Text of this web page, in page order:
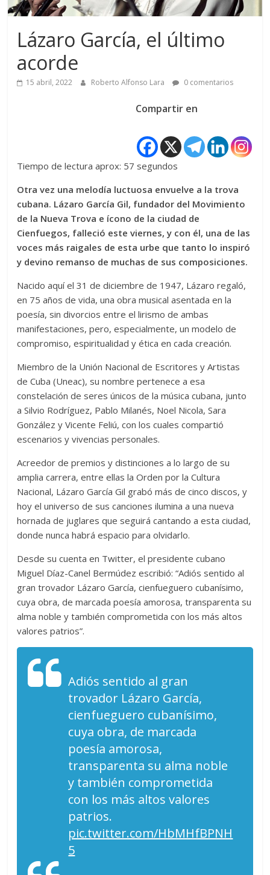
Lázaro García, el último
acorde
15 abril, 2022 Roberto Alfonso Lara 0 comentarios
Compartir en
Tiempo de lectura aprox: 57 segundos
Otra vez una melodía luctuosa envuelve a la trova
cubana. Lázaro García Gil, fundador del Movimiento
de la Nueva Trova e ícono de la ciudad de
Cienfuegos, falleció este viernes, y con él, una de las
voces más raigales de esta urbe que tanto lo inspiró
y devino remanso de muchas de sus composiciones.
Nacido aquí el 31 de diciembre de 1947, Lázaro regaló,
en 75 años de vida, una obra musical asentada en la
poesía, sin divorcios entre el lirismo de ambas
manifestaciones, pero, especialmente, un modelo de
compromiso, espiritualidad y ética en cada creación.
Miembro de la Unión Nacional de Escritores y Artistas
de Cuba (Uneac), su nombre pertenece a esa
constelación de seres únicos de la música cubana, junto
a Silvio Rodríguez, Pablo Milanés, Noel Nicola, Sara
González y Vicente Feliú, con los cuales compartió
escenarios y vivencias personales.
Acreedor de premios y distinciones a lo largo de su
amplia carrera, entre ellas la Orden por la Cultura
Nacional, Lázaro García Gil grabó más de cinco discos, y
hoy el universo de sus canciones ilumina a una nueva
hornada de juglares que seguirá cantando a esta ciudad,
donde nunca habrá espacio para olvidarlo.
Desde su cuenta en Twitter, el presidente cubano
Miguel Díaz-Canel Bermúdez escribió: “Adiós sentido al
gran trovador Lázaro García, cienfueguero cubanísimo,
cuya obra, de marcada poesía amorosa, transparenta su
alma noble y también comprometida con los más altos
valores patrios”.
Adiós sentido al gran
trovador Lázaro García,
cienfueguero cubanísimo,
cuya obra, de marcada
poesía amorosa,
transparenta su alma noble
y también comprometida
con los más altos valores
patrios.
pic.twitter.com/HbMHfBPNH
5